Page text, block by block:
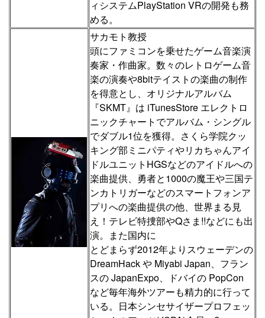
ィシステムPlayStation VRの開発も務
める。
サカモト教授
頭にファミコンを乗せたゲーム音楽演
奏家・作曲家。数々のレトロゲーム音
楽の演奏や8bitテイストの楽曲の制作
を得意とし、オリジナルアルバム
『SKMT』は iTunesStore エレクトロ
ニックチャートでアルバム・シングル
でダブル1位を獲得。さくら学院クッ
キング部ミニパティやリカちゃんアイ
ドルユニットHGSなどのアイドルへの
楽曲提供、勇者と1000の魔王や三国テ
ンカトリガーなどのスマートフォンア
プリへの楽曲提供の他、世界まる見
え！テレビ特捜部やQさま!!などにも出
演。また国内に
とどまらず2012年よりスウェーデンの
DreamHack や Miyabi Japan、フラン
スの JapanExpo、ドバイの PopCon
など毎年海外ツアーも精力的に行って
いる。日本シンセサイザープロフェッ